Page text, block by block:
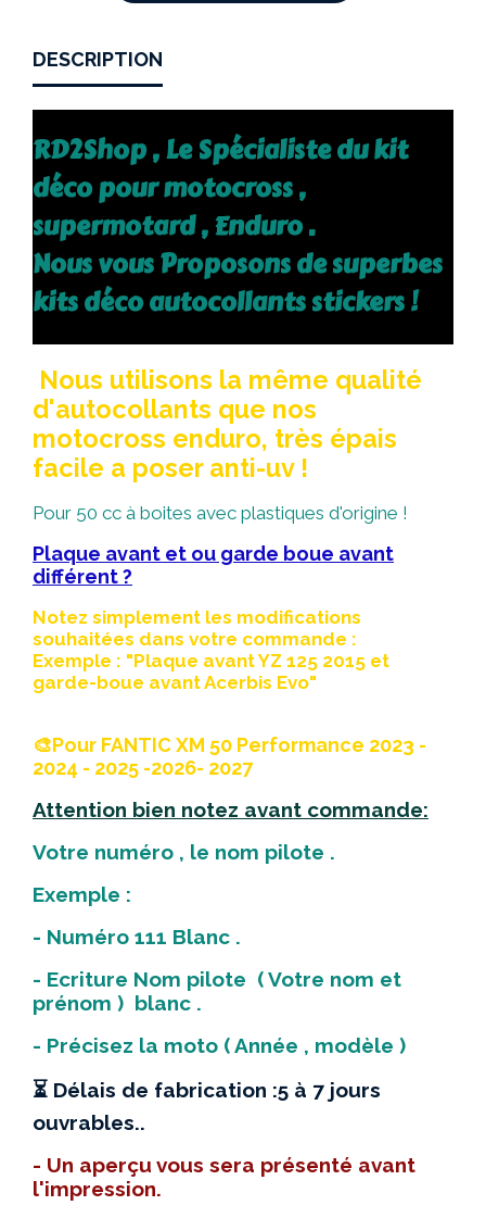
DESCRIPTION
RD2Shop , Le Spécialiste du kit
déco pour motocross ,
supermotard , Enduro .
Nous vous Proposons de superbes
kits déco autocollants stickers !
Nous utilisons la même qualité
d'autocollants que nos
motocross enduro, très épais
facile a poser anti-uv !
Pour 50 cc à boites avec plastiques d'origine !
Plaque avant et ou garde boue avant
différent ?
Notez simplement les modifications
souhaitées dans votre commande :
Exemple : "Plaque avant YZ 125 2015 et
garde-boue avant Acerbis Evo"
🎨Pour FANTIC XM 50 Performance 2023 -
2024 - 2025 -2026- 2027
Attention bien notez avant commande:
Votre numéro , le nom pilote .
Exemple :
- Numéro 111 Blanc .
- Ecriture Nom pilote ( Votre nom et
prénom ) blanc .
- Précisez la moto ( Année , modèle )
⏳ Délais de fabrication :5 à 7 jours
ouvrables..
- Un aperçu vous sera présenté avant
l'impression.